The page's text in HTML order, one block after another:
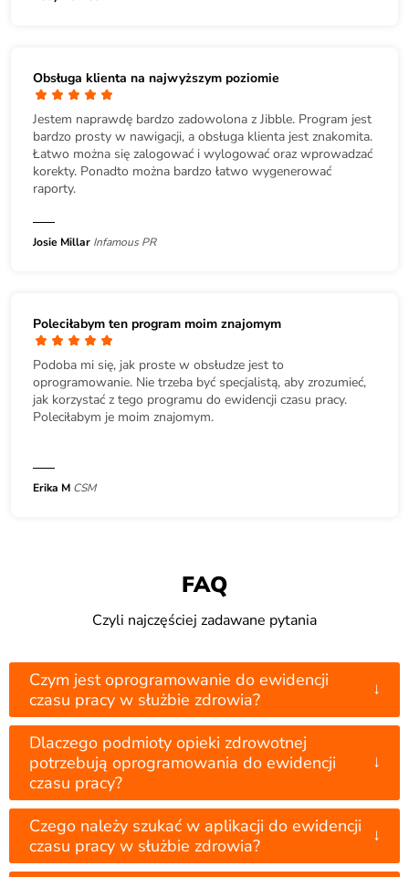
Obsługa klienta na najwyższym poziomie
Jestem naprawdę bardzo zadowolona z Jibble. Program jest
bardzo prosty w nawigacji, a obsługa klienta jest znakomita.
Łatwo można się zalogować i wylogować oraz wprowadzać
korekty. Ponadto można bardzo łatwo wygenerować
raporty.
Josie Millar Infamous PR
Poleciłabym ten program moim znajomym
Podoba mi się, jak proste w obsłudze jest to
oprogramowanie. Nie trzeba być specjalistą, aby zrozumieć,
jak korzystać z tego programu do ewidencji czasu pracy.
Poleciłabym je moim znajomym.
Erika M CSM
FAQ
Czyli najczęściej zadawane pytania
Czym jest oprogramowanie do ewidencji
czasu pracy w służbie zdrowia?
↓
Dlaczego podmioty opieki zdrowotnej
potrzebują oprogramowania do ewidencji
czasu pracy?
↓
Czego należy szukać w aplikacji do ewidencji
czasu pracy w służbie zdrowia?
↓